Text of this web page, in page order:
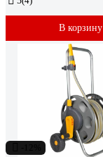
В корзину